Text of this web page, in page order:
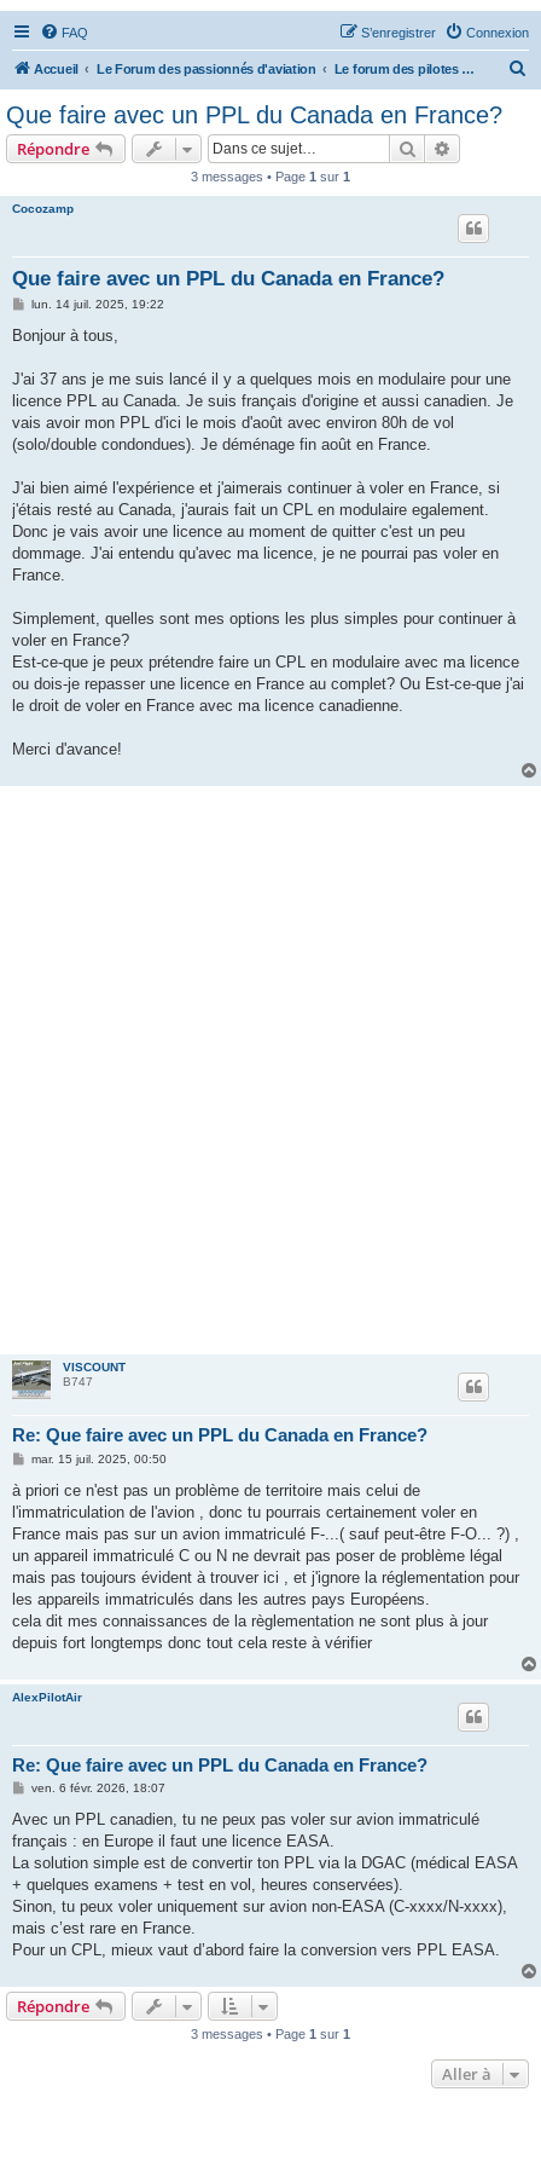
FAQ Connexion
S’enregistrer
Accueil Le Forum des passionnés d'aviation Le forum des pilotes privés
Que faire avec un PPL du Canada en France?
Répondre Rechercher
3 messages • Page 1 sur 1
Cocozamp
Que faire avec un PPL du Canada en France?
M
s
g
lun. 14 juil. 2025, 19:22
Bonjour à tous,
J'ai 37 ans je me suis lancé il y a quelques mois en modulaire pour une
licence PPL au Canada. Je suis français d'origine et aussi canadien. Je
vais avoir mon PPL d'ici le mois d'août avec environ 80h de vol
(solo/double condondues). Je déménage fin août en France.
J'ai bien aimé l'expérience et j'aimerais continuer à voler en France, si
j'étais resté au Canada, j'aurais fait un CPL en modulaire egalement.
Donc je vais avoir une licence au moment de quitter c'est un peu
dommage. J'ai entendu qu'avec ma licence, je ne pourrai pas voler en
France.
Simplement, quelles sont mes options les plus simples pour continuer à
voler en France?
Est-ce-que je peux prétendre faire un CPL en modulaire avec ma licence
ou dois-je repasser une licence en France au complet? Ou Est-ce-que j'ai
le droit de voler en France avec ma licence canadienne.
Merci d'avance!
VISCOUNT
B747
Re: Que faire avec un PPL du Canada en France?
M
s
s
a
g
mar. 15 juil. 2025, 00:50
à priori ce n'est pas un problème de territoire mais celui de
l'immatriculation de l'avion , donc tu pourrais certainement voler en
France mais pas sur un avion immatriculé F-...( sauf peut-être F-O... ?) ,
un appareil immatriculé C ou N ne devrait pas poser de problème légal
mais pas toujours évident à trouver ici , et j'ignore la réglementation pour
les appareils immatriculés dans les autres pays Européens.
cela dit mes connaissances de la règlementation ne sont plus à jour
depuis fort longtemps donc tout cela reste à vérifier
AlexPilotAir
Re: Que faire avec un PPL du Canada en France?
M
s
a
g
ven. 6 févr. 2026, 18:07
Avec un PPL canadien, tu ne peux pas voler sur avion immatriculé
français : en Europe il faut une licence EASA.
La solution simple est de convertir ton PPL via la DGAC (médical EASA
+ quelques examens + test en vol, heures conservées).
Sinon, tu peux voler uniquement sur avion non-EASA (C-xxxx/N-xxxx),
mais c’est rare en France.
Pour un CPL, mieux vaut d’abord faire la conversion vers PPL EASA.
Répondre
3 messages • Page 1 sur 1
Aller à